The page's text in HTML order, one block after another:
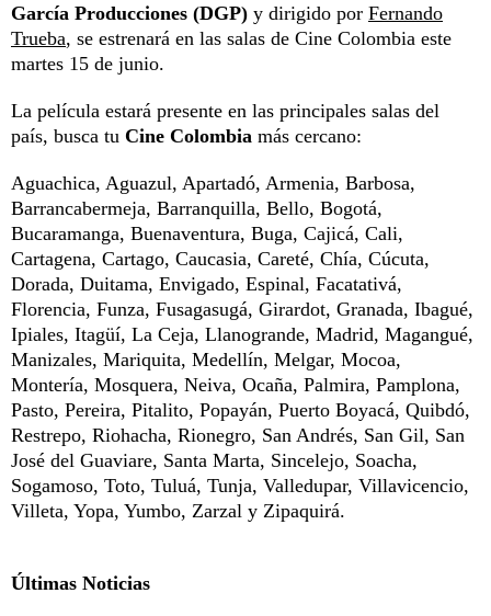
García Producciones (DGP) y dirigido por Fernando
Trueba, se estrenará en las salas de Cine Colombia este
martes 15 de junio.
La película estará presente en las principales salas del
país, busca tu Cine Colombia más cercano:
Aguachica, Aguazul, Apartadó, Armenia, Barbosa,
Barrancabermeja, Barranquilla, Bello, Bogotá,
Bucaramanga, Buenaventura, Buga, Cajicá, Cali,
Cartagena, Cartago, Caucasia, Careté, Chía, Cúcuta,
Dorada, Duitama, Envigado, Espinal, Facatativá,
Florencia, Funza, Fusagasugá, Girardot, Granada, Ibagué,
Ipiales, Itagüí, La Ceja, Llanogrande, Madrid, Magangué,
Manizales, Mariquita, Medellín, Melgar, Mocoa,
Montería, Mosquera, Neiva, Ocaña, Palmira, Pamplona,
Pasto, Pereira, Pitalito, Popayán, Puerto Boyacá, Quibdó,
Restrepo, Riohacha, Rionegro, San Andrés, San Gil, San
José del Guaviare, Santa Marta, Sincelejo, Soacha,
Sogamoso, Toto, Tuluá, Tunja, Valledupar, Villavicencio,
Villeta, Yopa, Yumbo, Zarzal y Zipaquirá.
Últimas Noticias